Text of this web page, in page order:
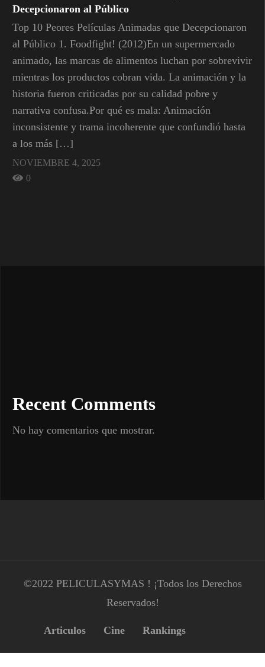
Decepcionaron al Público
Top 10 Peores Películas Animadas que Decepcionaron
al Público 1. Foodfight! (2012)En un supermercado
animado, las marcas de alimentos luchan por sobrevivir
mientras los productos cobran vida. La animación y la
historia fueron criticadas por su calidad pobre y
narrativa confusa.Por qué es mala: Animación
inconsistente y trama incoherente que confundió hasta
a los más […]
NOVIEMBRE 4, 2025
0
Recent Comments
No hay comentarios que mostrar.
©2022 PELICULASYMAS ! ¡Todos los Derechos
Reservados!
Articulos Cine Rankings